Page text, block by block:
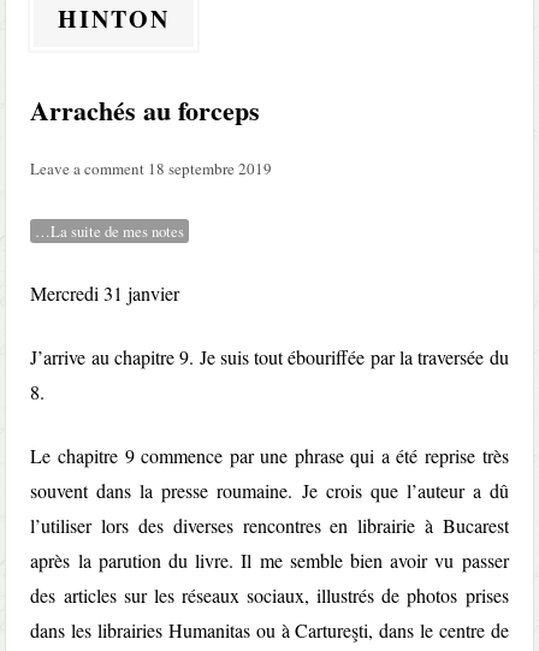
HINTON
Arrachés au forceps
Leave a comment 18 septembre 2019
…La suite de mes notes
Mercredi 31 janvier
J’arrive au chapitre 9. Je suis tout ébouriffée par la traversée du
8.
Le chapitre 9 commence par une phrase qui a été reprise très
souvent dans la presse roumaine. Je crois que l’auteur a dû
l’utiliser lors des diverses rencontres en librairie à Bucarest
après la parution du livre. Il me semble bien avoir vu passer
des articles sur les réseaux sociaux, illustrés de photos prises
dans les librairies Humanitas ou à Cartureşti, dans le centre de